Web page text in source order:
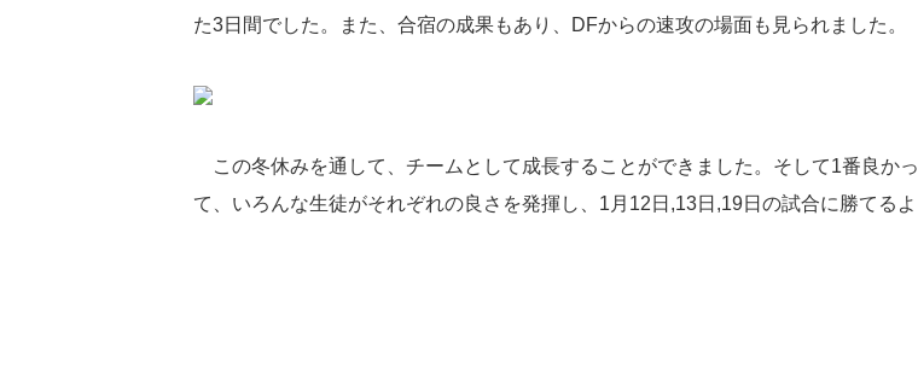
た3日間でした。また、合宿の成果もあり、DFからの速攻の場面も見られました。
この冬休みを通して、チームとして成長することができました。そして1番良か
て、いろんな生徒がそれぞれの良さを発揮し、1月12日,13日,19日の試合に勝てるよ